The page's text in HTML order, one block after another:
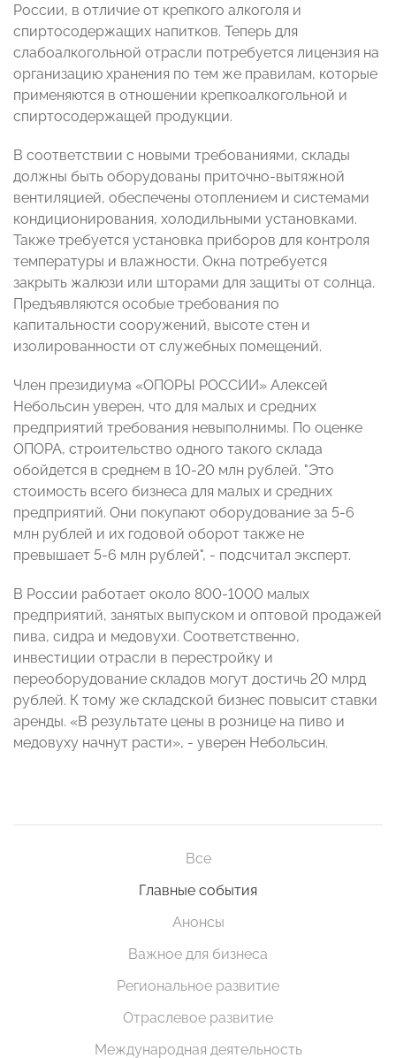
России, в отличие от крепкого алкоголя и
спиртосодержащих напитков. Теперь для
слабоалкогольной отрасли потребуется лицензия на
организацию хранения по тем же правилам, которые
применяются в отношении крепкоалкогольной и
спиртосодержащей продукции.
В соответствии с новыми требованиями, склады
должны быть оборудованы приточно-вытяжной
вентиляцией, обеспечены отоплением и системами
кондиционирования, холодильными установками.
Также требуется установка приборов для контроля
температуры и влажности. Окна потребуется
закрыть жалюзи или шторами для защиты от солнца.
Предъявляются особые требования по
капитальности сооружений, высоте стен и
изолированности от служебных помещений.
Член президиума «ОПОРЫ РОССИИ» Алексей
Небольсин уверен, что для малых и средних
предприятий требования невыполнимы. По оценке
ОПОРА, строительство одного такого склада
обойдется в среднем в 10-20 млн рублей. "Это
стоимость всего бизнеса для малых и средних
предприятий. Они покупают оборудование за 5-6
млн рублей и их годовой оборот также не
превышает 5-6 млн рублей", - подсчитал эксперт.
В России работает около 800-1000 малых
предприятий, занятых выпуском и оптовой продажей
пива, сидра и медовухи. Соответственно,
инвестиции отрасли в перестройку и
переоборудование складов могут достичь 20 млрд
рублей. К тому же складской бизнес повысит ставки
аренды. «В результате цены в рознице на пиво и
медовуху начнут расти», - уверен Небольсин.
Все
Главные события
Анонсы
Важное для бизнеса
Региональное развитие
Отраслевое развитие
Международная деятельность